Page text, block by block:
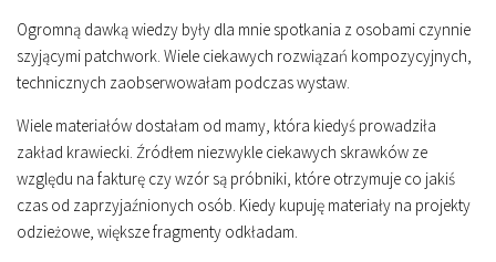
Ogromną dawką wiedzy były dla mnie spotkania z osobami czynnie
szyjącymi patchwork. Wiele ciekawych rozwiązań kompozycyjnych,
technicznych zaobserwowałam podczas wystaw.
Wiele materiałów dostałam od mamy, która kiedyś prowadziła
zakład krawiecki. Źródłem niezwykle ciekawych skrawków ze
względu na fakturę czy wzór są próbniki, które otrzymuje co jakiś
czas od zaprzyjaźnionych osób. Kiedy kupuję materiały na projekty
odzieżowe, większe fragmenty odkładam.